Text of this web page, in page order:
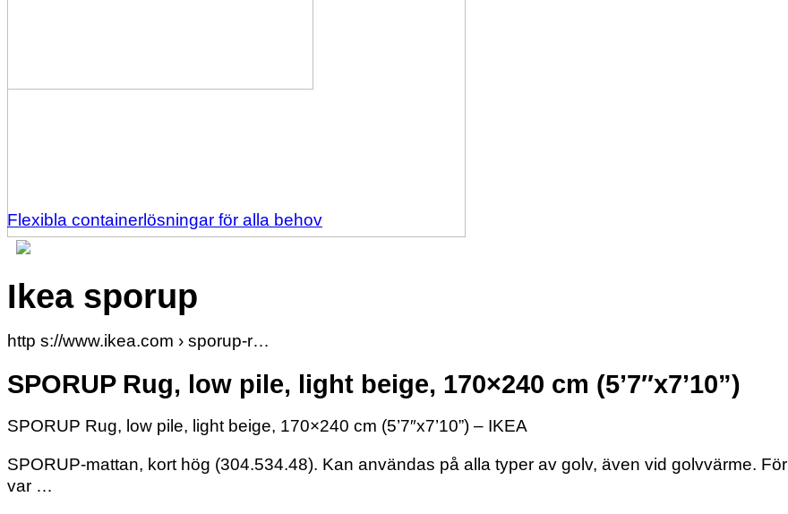
Flexibla containerlösningar för alla behov
Ikea sporup
http s://www.ikea.com › sporup-r…
SPORUP Rug, low pile, light beige, 170×240 cm (5’7″x7’10”)
SPORUP Rug, low pile, light beige, 170×240 cm (5’7″x7’10”) – IKEA
SPORUP-mattan, kort hög (304.534.48). Kan användas på alla typer av golv, även vid golvvärme.
var …